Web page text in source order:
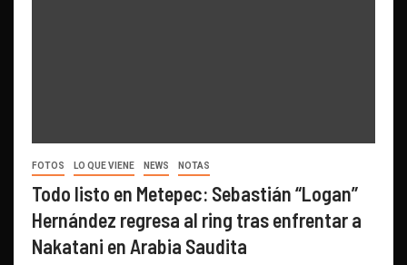
FOTOS LO QUE VIENE NEWS NOTAS
Todo listo en Metepec: Sebastián “Logan”
Hernández regresa al ring tras enfrentar a
Nakatani en Arabia Saudita